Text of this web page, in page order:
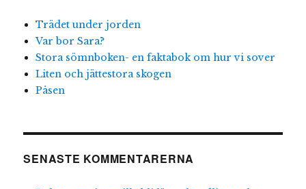
Trädet under jorden
Var bor Sara?
Stora sömnboken- en faktabok om hur vi sover
Liten och jättestora skogen
Påsen
SENASTE KOMMENTARERNA